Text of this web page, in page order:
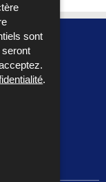
sont
.